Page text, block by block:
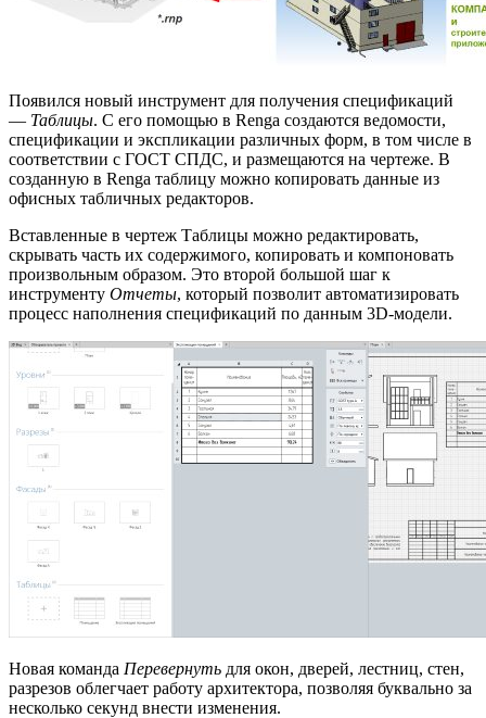
Появился новый инструмент для получения спецификаций
— Таблицы. С его помощью в Renga создаются ведомости,
спецификации и экспликации различных форм, в том числе в
соответствии с ГОСТ СПДС, и размещаются на чертеже. В
созданную в Renga таблицу можно копировать данные из
офисных табличных редакторов.
Вставленные в чертеж Таблицы можно редактировать,
скрывать часть их содержимого, копировать и компоновать
произвольным образом. Это второй большой шаг к
инструменту Отчеты, который позволит автоматизировать
процесс наполнения спецификаций по данным 3D-модели.
Новая команда Перевернуть для окон, дверей, лестниц, стен,
разрезов облегчает работу архитектора, позволяя буквально за
несколько секунд внести изменения.